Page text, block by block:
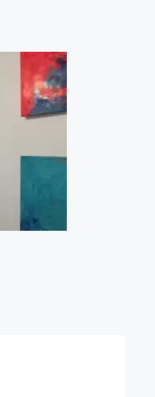
artistas
américain à